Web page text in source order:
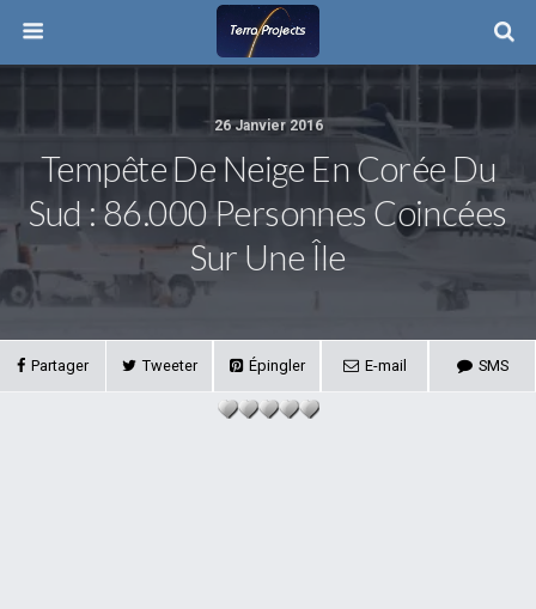
26 Janvier 2016
Tempête De Neige En Corée Du
Sud : 86.000 Personnes Coincées
Sur Une Île
Partager Tweeter Épingler E-mail SMS